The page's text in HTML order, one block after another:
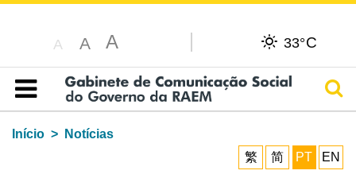
A A A 33°C
Índice
Início
Notícias
繁
简 PT EN